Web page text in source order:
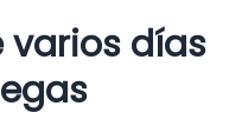
varios días